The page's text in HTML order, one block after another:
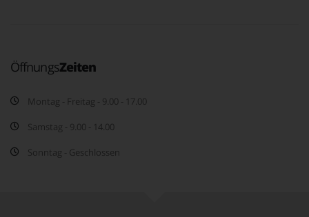
ÖffnungsZeiten
Montag - Freitag - 9.00 - 17.00
Samstag - 9.00 - 14.00
Sonntag - Geschlossen